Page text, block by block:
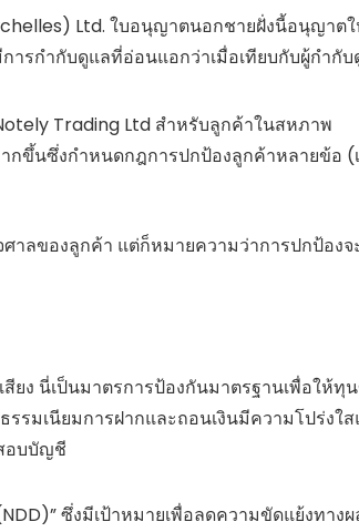
Ltd. ใบอนุญาตนอกชายฝั่งนี้อนุญาต
ารกำกับดูแลที่อ่อนแอกว่าเมื่อเทียบกับผู้กำกับ
Trading Ltd สำหรับลูกค้าในสหภาพ
ากขึ้นซึ่งกำหนดกฎการปกป้องลูกค้าหลายข้อ (
าลของลูกค้า แต่ก็หมายความว่าการปกป้องจ
ยง นี่เป็นมาตรการป้องกันมาตรฐานเพื่อให้ทุ
รรมเนียมการฝากและถอนเงินมีความโปร่งใส
อบบัญชี
ซึ่งมีเป้าหมายเพื่อลดความขัดแย้งทางผ